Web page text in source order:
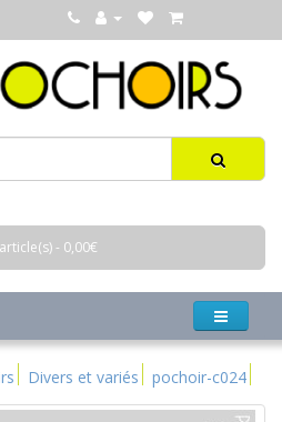
- 0,00€
Divers et variés pochoir-c024